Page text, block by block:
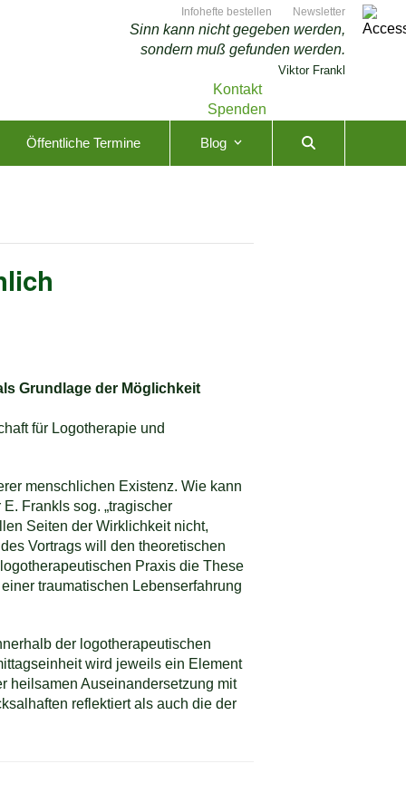
Infohefte bestellen Newsletter
Sinn kann nicht gegeben werden,
sondern muß gefunden werden.
Viktor Frankl
Kontakt
Spenden
Öffentliche Termine Blog
Grundlage der Möglichkeit
für Logotherapie und
menschlichen Existenz. Wie kann
Frankls sog. „tragischer
Seiten der Wirklichkeit nicht,
Vortrags will den theoretischen
Praxis die These
traumatischen Lebenserfahrung
der logotherapeutischen
wird jeweils ein Element
heilsamen Auseinandersetzung mit
reflektiert als auch die der